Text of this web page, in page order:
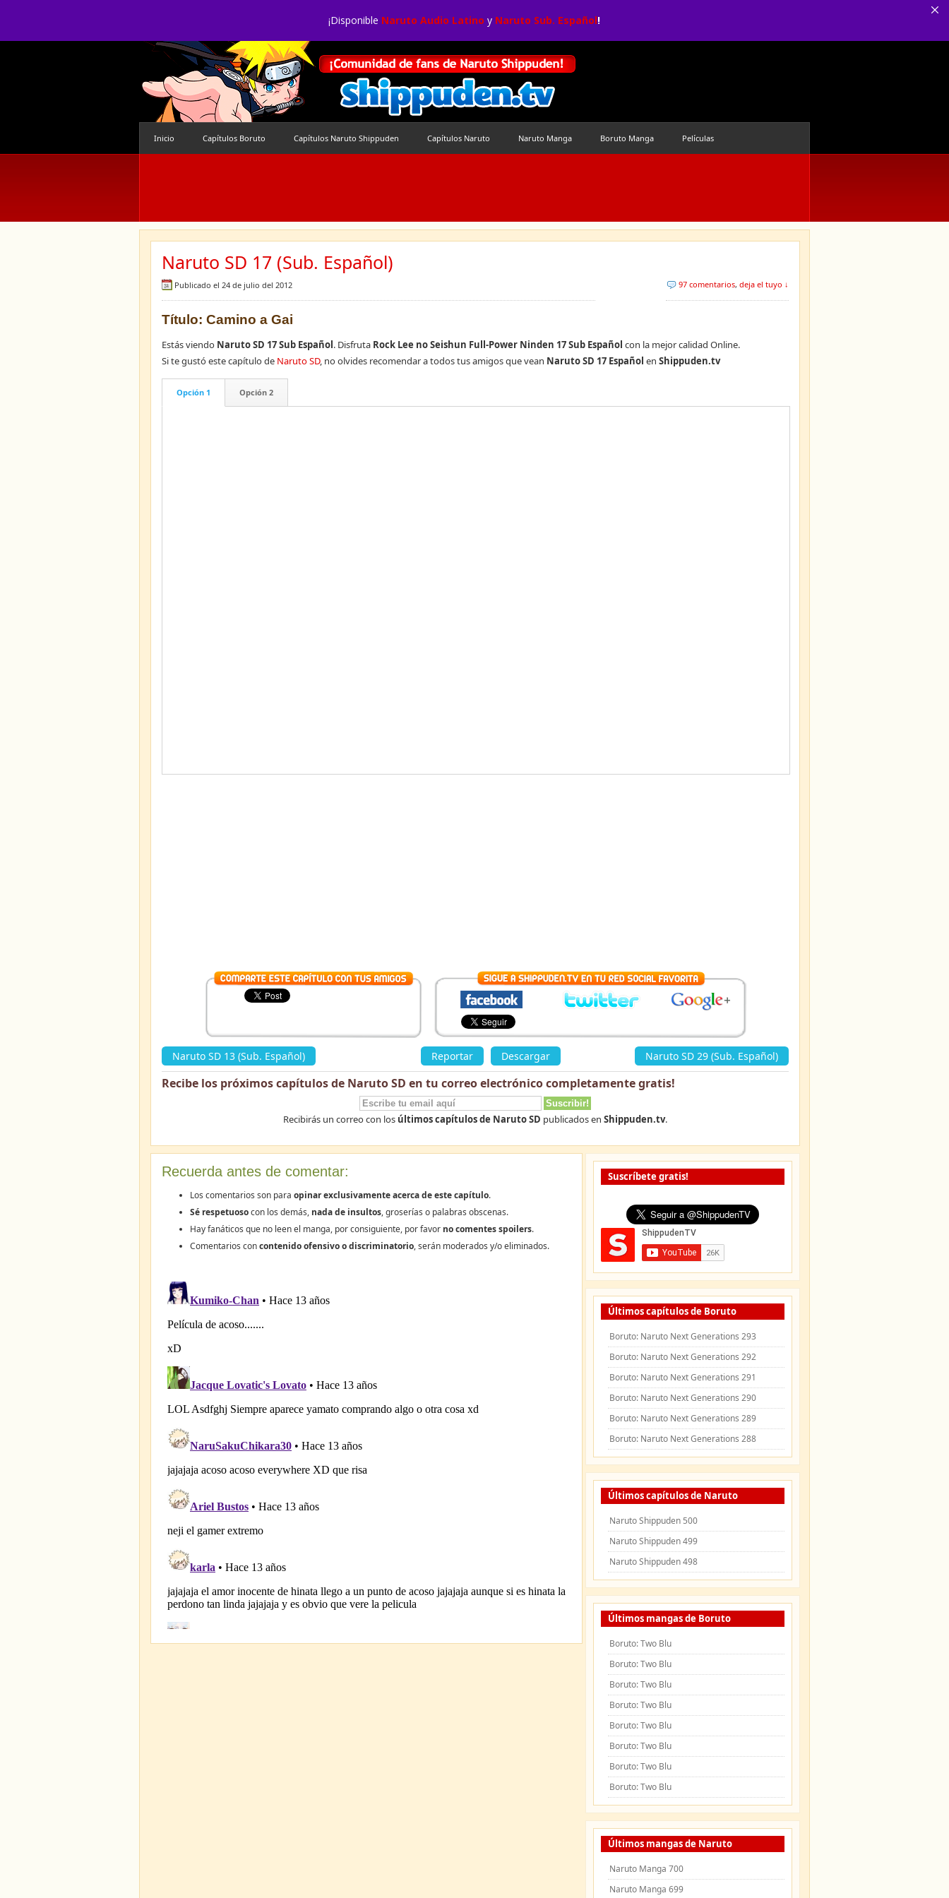
¡Disponible Naruto Audio Latino y Naruto Sub. Español!
Inicio Capítulos Boruto Capítulos Naruto Shippuden Capítulos Naruto Naruto Manga Boruto Manga Películas
Naruto SD 17 (Sub. Español)
Publicado el 24 de julio del 2012 97 comentarios, deja el tuyo ↓
Título: Camino a Gai
Estás viendo Naruto SD 17 Sub Español. Disfruta Rock Lee no Seishun Full-Power Ninden 17 Sub Español con la mejor calidad Online.
Si te gustó este capítulo de Naruto SD, no olvides recomendar a todos tus amigos que vean Naruto SD 17 Español en Shippuden.tv
Opción 1 Opción 2
Naruto SD 13 (Sub. Español) Reportar Descargar Naruto SD 29 (Sub. Español)
Recibe los próximos capítulos de Naruto SD en tu correo electrónicocompletamente gratis!
Recibirás un correo con los últimos capítulos de Naruto SD publicados en Shippuden.tv.
Recuerda antes de comentar:
Los comentarios son para opinar exclusivamente acerca de este capítulo.
Sé respetuosocon los demás, nada de insultos, groserías o palabras obscenas.
Hay fanáticos que no leen el manga, por consiguiente, por favor no comentes spoilers.
Comentarios concontenido ofensivo o discriminatorio, serán moderados y/o eliminados.
Suscríbete gratis!
Últimos capítulos de Boruto
Boruto: Naruto Next Generations 293
Boruto: Naruto Next Generations 292
Boruto: Naruto Next Generations 291
Boruto: Naruto Next Generations 290
Boruto: Naruto Next Generations 289
Boruto: Naruto Next Generations 288
Últimos capítulos de Naruto
Naruto Shippuden 500
Naruto Shippuden 499
Naruto Shippuden 498
Últimos mangas de Boruto
Boruto: Two Blu
Boruto: Two Blu
Boruto: Two Blu
Boruto: Two Blu
Boruto: Two Blu
Boruto: Two Blu
Boruto: Two Blu
Boruto: Two Blu
Últimos mangas de Naruto
Naruto Manga 700
Naruto Manga 699